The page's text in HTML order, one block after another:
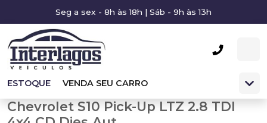
Seg a sex - 8h às 18h | Sáb - 9h às 13h
ESTOQUE VENDA SEU CARRO
Chevrolet S10 Pick-Up LTZ 2.8 TDI